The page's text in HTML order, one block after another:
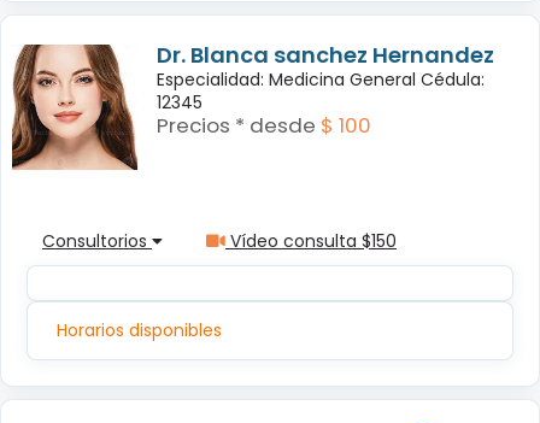
Dr. Blanca sanchez Hernandez
Especialidad: Medicina General Cédula:
12345
Precios * desde $ 100
Consultorios Vídeo consulta $150
Horarios disponibles